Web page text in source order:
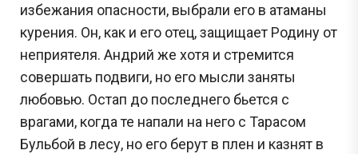
избежания опасности, выбрали его в атаманы
курения. Он, как и его отец, защищает Родину от
неприятеля. Андрий же хотя и стремится
совершать подвиги, но его мысли заняты
любовью. Остап до последнего бьется с
врагами, когда те напали на него с Тарасом
Бульбой в лесу, но его берут в плен и казнят в